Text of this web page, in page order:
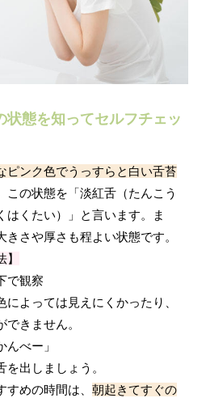
状態を知ってセルフチェッ
ピンク色でうっすらと白い舌苔
この状態を「淡紅舌（たんこう
はくたい）」と言います。ま
さや厚さも程よい状態です。
で観察
よっては見えにくかったり、
きません。
んべー」
出しましょう。
すめの時間は、朝起きてすぐの